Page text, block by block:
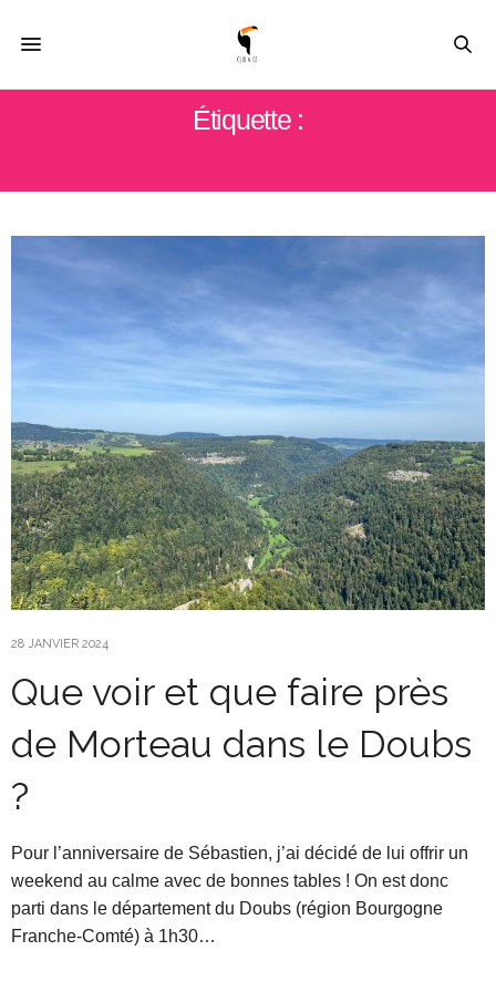
Étiquette :
28 JANVIER 2024
Que voir et que faire près
de Morteau dans le Doubs
?
Pour l’anniversaire de Sébastien, j’ai décidé de lui offrir un
weekend au calme avec de bonnes tables ! On est donc
parti dans le département du Doubs (région Bourgogne
Franche-Comté) à 1h30…